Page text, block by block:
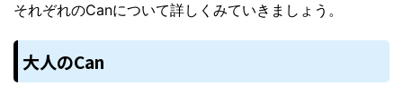
それぞれのCanについて詳しくみていきましょう。
大人のCan